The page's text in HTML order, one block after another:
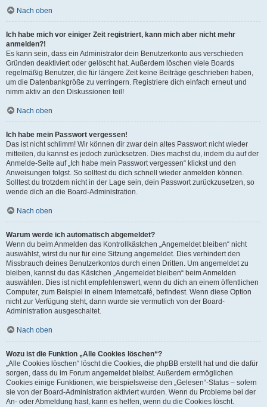
Nach oben
Ich habe mich vor einiger Zeit registriert, kann mich aber nicht mehr
anmelden?!
Es kann sein, dass ein Administrator dein Benutzerkonto aus verschieden
Gründen deaktiviert oder gelöscht hat. Außerdem löschen viele Boards
regelmäßig Benutzer, die für längere Zeit keine Beiträge geschrieben haben,
um die Datenbankgröße zu verringern. Registriere dich einfach erneut und
nimm aktiv an den Diskussionen teil!
Nach oben
Ich habe mein Passwort vergessen!
Das ist nicht schlimm! Wir können dir zwar dein altes Passwort nicht wieder
mitteilen, du kannst es jedoch zurücksetzen. Dies machst du, indem du auf der
Anmelde-Seite auf „Ich habe mein Passwort vergessen“ klickst und den
Anweisungen folgst. So solltest du dich schnell wieder anmelden können.
Solltest du trotzdem nicht in der Lage sein, dein Passwort zurückzusetzen, so
wende dich an die Board-Administration.
Nach oben
Warum werde ich automatisch abgemeldet?
Wenn du beim Anmelden das Kontrollkästchen „Angemeldet bleiben“ nicht
auswählst, wirst du nur für eine Sitzung angemeldet. Dies verhindert den
Missbrauch deines Benutzerkontos durch einen Dritten. Um angemeldet zu
bleiben, kannst du das Kästchen „Angemeldet bleiben“ beim Anmelden
auswählen. Dies ist nicht empfehlenswert, wenn du dich an einem öffentlichen
Computer, zum Beispiel in einem Internetcafé, befindest. Wenn diese Option
nicht zur Verfügung steht, dann wurde sie vermutlich von der Board-
Administration ausgeschaltet.
Nach oben
Wozu ist die Funktion „Alle Cookies löschen“?
„Alle Cookies löschen“ löscht die Cookies, die phpBB erstellt hat und die dafür
sorgen, dass du im Forum angemeldet bleibst. Außerdem ermöglichen
Cookies einige Funktionen, wie beispielsweise den „Gelesen“-Status – sofern
sie von der Board-Administration aktiviert wurden. Wenn du Probleme bei der
An- oder Abmeldung hast, kann es helfen, wenn du die Cookies löscht.